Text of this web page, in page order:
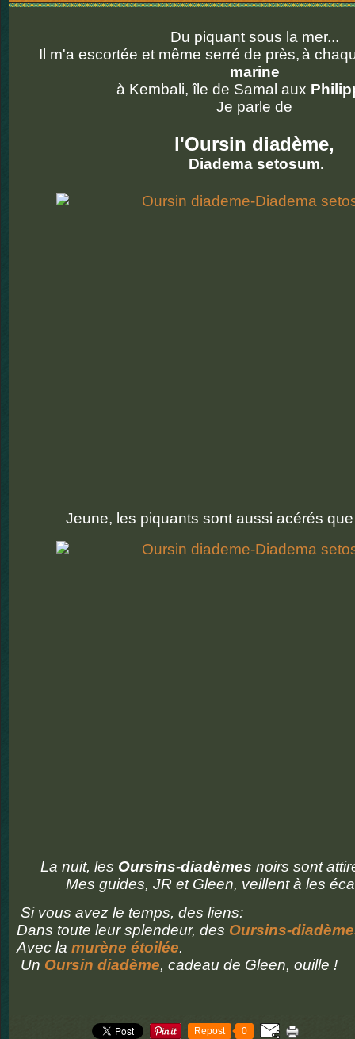
Du piquant sous la mer...
Il m'a escortée et même serré de près,à
marine
à Kembali, île de Samal aux
Je parle de
l'Oursin diadème,
Diadema setosum.
Jeune, les piquants sont aussi acérés
La nuit, les Oursins-diadèmes noirs sont
Mes guides, JR et Gleen, veillent à les
Si vous avez le temps, des liens:
Dans toute leur splendeur, des Oursins-
Avec la murène étoilée.
Un Oursin diadème, cadeau de Gleen, ouille !
Repost 0